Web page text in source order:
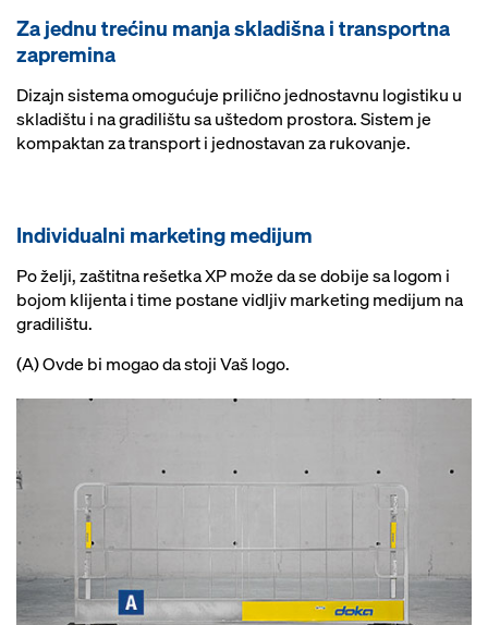
Za jednu trećinu manja skladišna i transportna
zapremina
Dizajn sistema omogućuje prilično jednostavnu logistiku u
skladištu i na gradilištu sa uštedom prostora. Sistem je
kompaktan za transport i jednostavan za rukovanje.
Individualni marketing medijum
Po želji, zaštitna rešetka XP može da se dobije sa logom i
bojom klijenta i time postane vidljiv marketing medijum na
gradilištu.
(A) Ovde bi mogao da stoji Vaš logo.